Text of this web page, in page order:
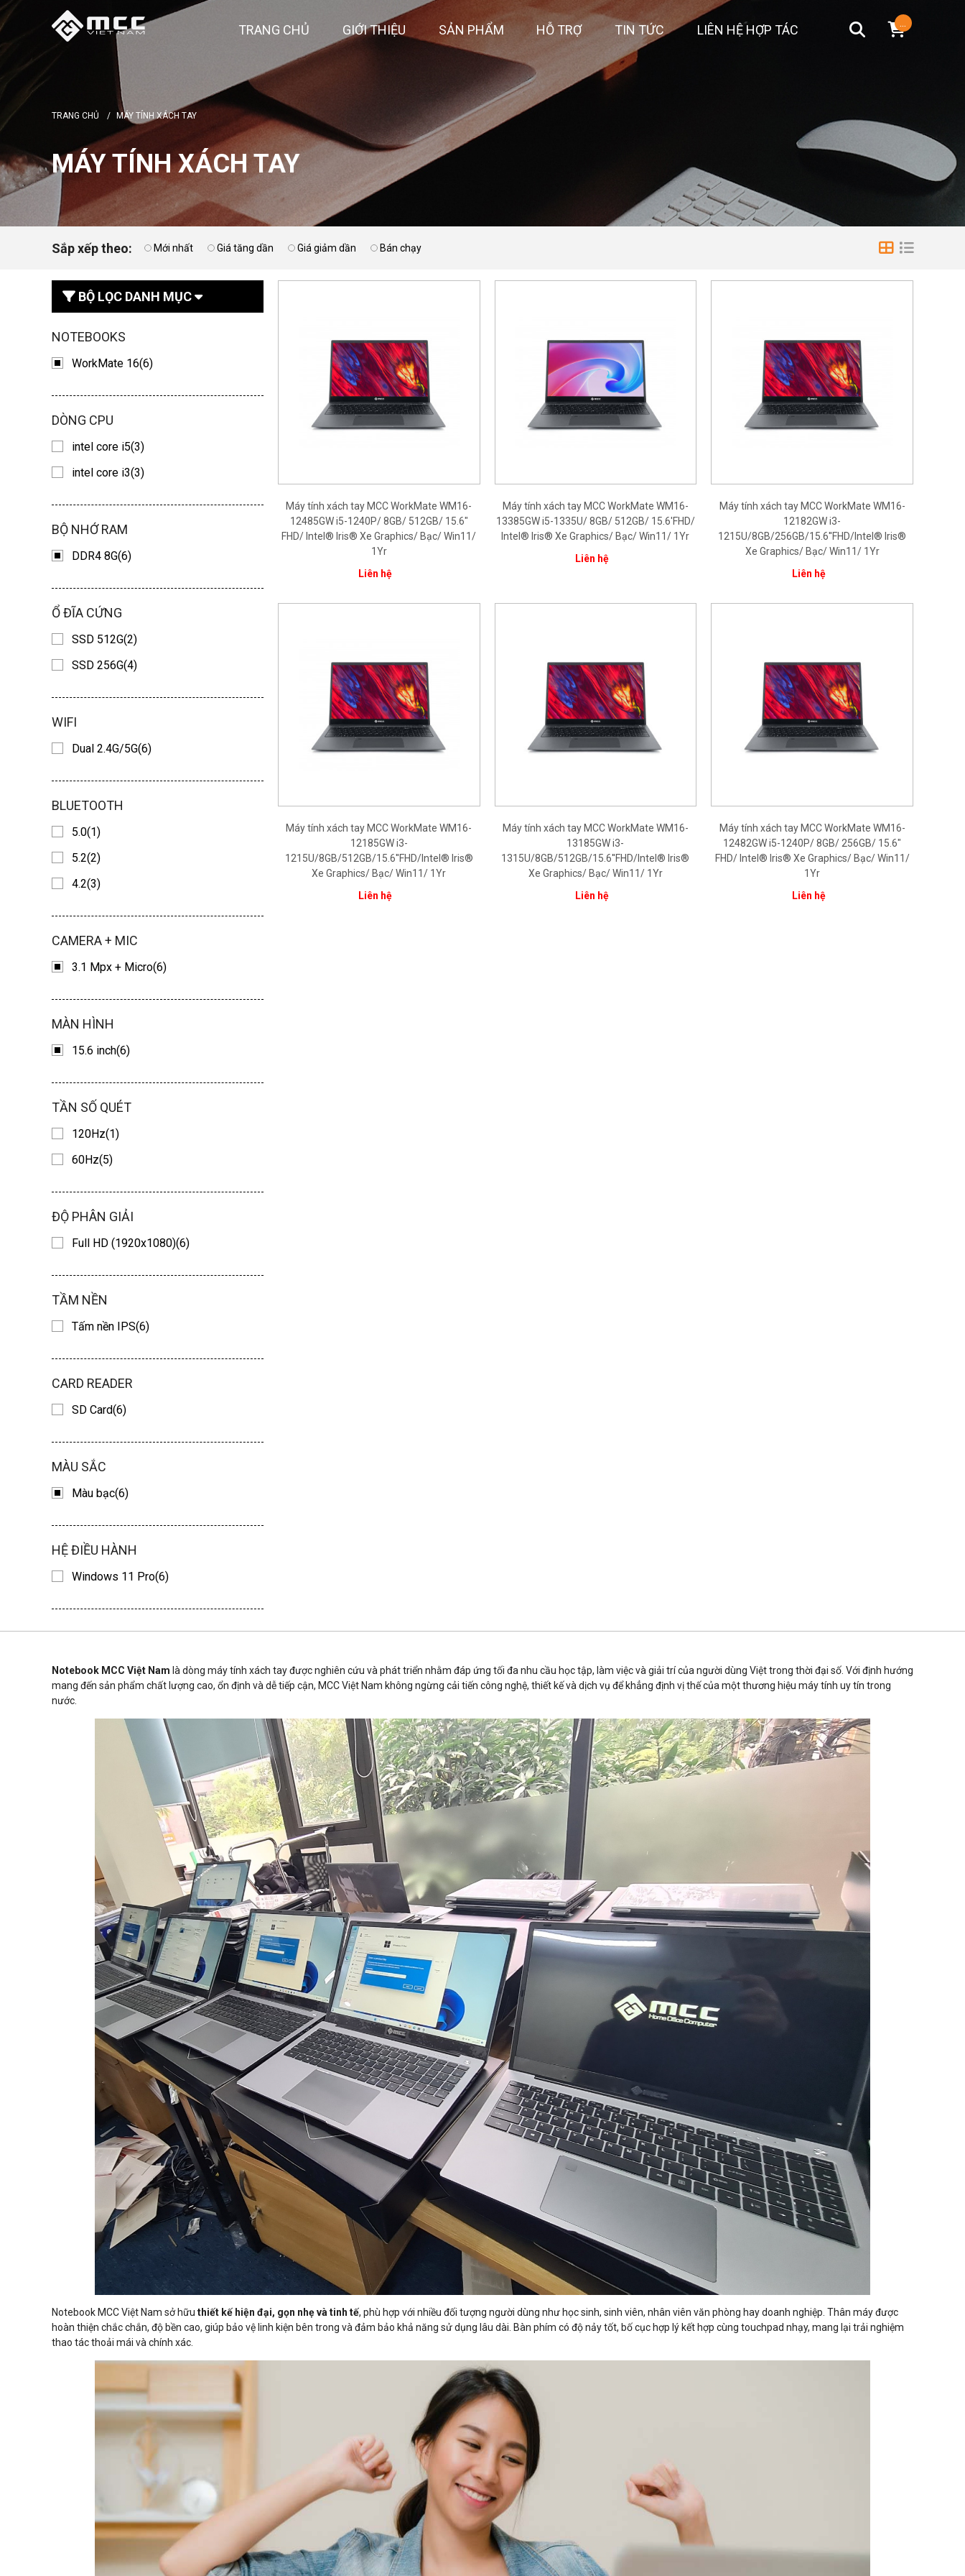
TRANG CHỦ GIỚI THIỆU SẢN PHẨM HỖ TRỢ TIN TỨC LIÊN HỆ HỢP TÁC ...
TRANG CHỦ / MÁY TÍNH XÁCH TAY
MÁY TÍNH XÁCH TAY
Sắp xếp theo: Mới nhất Giá tăng dần Giá giảm dần Bán chạy
BỘ LỌC DANH MỤC
NOTEBOOKS
WorkMate 16(6)
DÒNG CPU
intel core i5(3)
intel core i3(3)
BỘ NHỚ RAM
DDR4 8G(6)
Ổ ĐĨA CỨNG
SSD 512G(2)
SSD 256G(4)
WIFI
Dual 2.4G/5G(6)
BLUETOOTH
5.0(1)
5.2(2)
4.2(3)
CAMERA + MIC
3.1 Mpx + Micro(6)
MÀN HÌNH
15.6 inch(6)
TẦN SỐ QUÉT
120Hz(1)
60Hz(5)
ĐỘ PHÂN GIẢI
Full HD (1920x1080)(6)
TẦM NỀN
Tấm nền IPS(6)
CARD READER
SD Card(6)
MÀU SẮC
Màu bạc(6)
HỆ ĐIỀU HÀNH
Windows 11 Pro(6)
Máy tính xách tay MCC WorkMate WM16-
12485GW i5-1240P/ 8GB/ 512GB/ 15.6"
FHD/ Intel® Iris® Xe Graphics/ Bạc/ Win11/
1Yr
Liên hệ
Máy tính xách tay MCC WorkMate WM16-
13385GW i5-1335U/ 8GB/ 512GB/ 15.6'FHD/
Intel® Iris® Xe Graphics/ Bạc/ Win11/ 1Yr
Liên hệ
Máy tính xách tay MCC WorkMate WM16-
12182GW i3-
1215U/8GB/256GB/15.6''FHD/Intel® Iris®
Xe Graphics/ Bạc/ Win11/ 1Yr
Liên hệ
Máy tính xách tay MCC WorkMate WM16-
12185GW i3-
1215U/8GB/512GB/15.6''FHD/Intel® Iris®
Xe Graphics/ Bạc/ Win11/ 1Yr
Liên hệ
Máy tính xách tay MCC WorkMate WM16-
13185GW i3-
1315U/8GB/512GB/15.6''FHD/Intel® Iris®
Xe Graphics/ Bạc/ Win11/ 1Yr
Liên hệ
Máy tính xách tay MCC WorkMate WM16-
12482GW i5-1240P/ 8GB/ 256GB/ 15.6"
FHD/ Intel® Iris® Xe Graphics/ Bạc/ Win11/
1Yr
Liên hệ
Notebook MCC Việt Nam là dòng máy tính xách tay được nghiên cứu và phát triển nhằm đáp ứng tối đa nhu cầu học tập, làm việc và giải trí của người dùng Việt trong thời đại số. Với định hướng
mang đến sản phẩm chất lượng cao, ổn định và dễ tiếp cận, MCC Việt Nam không ngừng cải tiến công nghệ, thiết kế và dịch vụ để khẳng định vị thế của một thương hiệu máy tính uy tín trong
nước.
Notebook MCC Việt Nam sở hữu thiết kế hiện đại, gọn nhẹ và tinh tế, phù hợp với nhiều đối tượng người dùng như học sinh, sinh viên, nhân viên văn phòng hay doanh nghiệp. Thân máy được
hoàn thiện chắc chắn, độ bền cao, giúp bảo vệ linh kiện bên trong và đảm bảo khả năng sử dụng lâu dài. Bàn phím có độ nảy tốt, bố cục hợp lý kết hợp cùng touchpad nhạy, mang lại trải nghiệm
thao tác thoải mái và chính xác.